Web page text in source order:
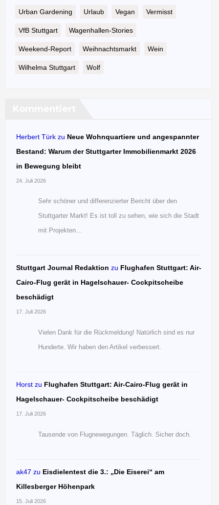
Urban Gardening Urlaub Vegan Vermisst
VfB Stuttgart Wagenhallen-Stories
Weekend-Report Weihnachtsmarkt Wein
Wilhelma Stuttgart Wolf
Herbert Türk zu Neue Wohnquartiere und angespannter
Bestand: Warum der Stuttgarter Immobilienmarkt 2026
in Bewegung bleibt
24. Juli 2026
Sehr schöner und differenzierter Bericht über den
Stuttgarter Markt! Es ist toll zu sehen, wie sich die Stadt
mit Projekten…
Stuttgart Journal Redaktion zu Flughafen Stuttgart: Air-
Cairo-Flug gerät in Hagelschauer- Cockpitscheibe
beschädigt
17. Juli 2026
Vielen Dank für die Rückmeldung! Natürlich sind es nur
Hunderte. Wir haben den Artikel verbessert.
Horst zu Flughafen Stuttgart: Air-Cairo-Flug gerät in
Hagelschauer- Cockpitscheibe beschädigt
17. Juli 2026
Tausende von Flugnewegungen. Täglich. Sicher doch.
ak47 zu Eisdielentest die 3.: „Die Eiserei“ am
Killesberger Höhenpark
15. Juli 2026